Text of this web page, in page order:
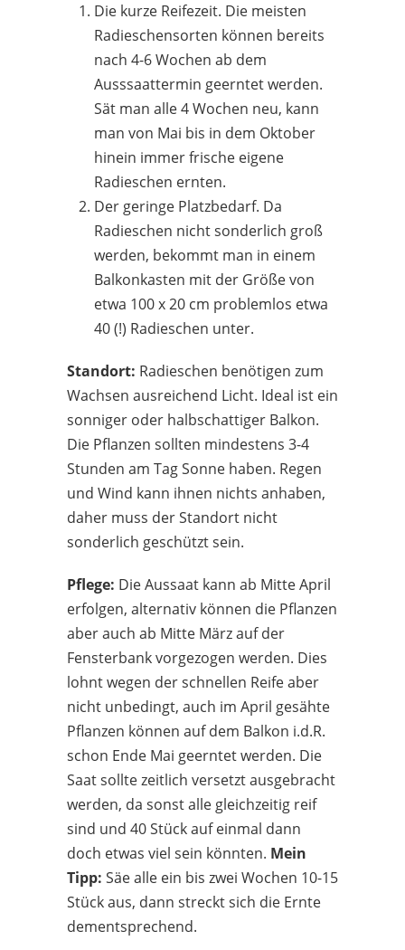
Die kurze Reifezeit. Die meisten
Radieschensorten können bereits
nach 4-6 Wochen ab dem
Ausssaattermin geerntet werden.
Sät man alle 4 Wochen neu, kann
man von Mai bis in dem Oktober
hinein immer frische eigene
Radieschen ernten.
Der geringe Platzbedarf. Da
Radieschen nicht sonderlich groß
werden, bekommt man in einem
Balkonkasten mit der Größe von
etwa 100 x 20 cm problemlos etwa
40 (!) Radieschen unter.
Standort: Radieschen benötigen zum
Wachsen ausreichend Licht. Ideal ist ein
sonniger oder halbschattiger Balkon.
Die Pflanzen sollten mindestens 3-4
Stunden am Tag Sonne haben. Regen
und Wind kann ihnen nichts anhaben,
daher muss der Standort nicht
sonderlich geschützt sein.
Pflege: Die Aussaat kann ab Mitte April
erfolgen, alternativ können die Pflanzen
aber auch ab Mitte März auf der
Fensterbank vorgezogen werden. Dies
lohnt wegen der schnellen Reife aber
nicht unbedingt, auch im April gesähte
Pflanzen können auf dem Balkon i.d.R.
schon Ende Mai geerntet werden. Die
Saat sollte zeitlich versetzt ausgebracht
werden, da sonst alle gleichzeitig reif
sind und 40 Stück auf einmal dann
doch etwas viel sein könnten. Mein
Tipp: Säe alle ein bis zwei Wochen 10-15
Stück aus, dann streckt sich die Ernte
dementsprechend.